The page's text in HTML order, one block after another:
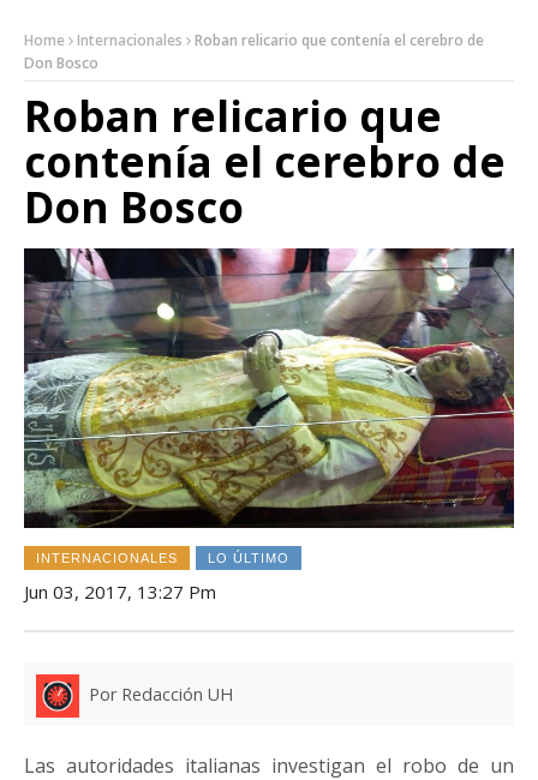
Home Internacionales
Roban relicario que contenía el cerebro de
Don Bosco
Roban relicario que
contenía el cerebro de
Don Bosco
INTERNACIONALES LO ÚLTIMO
Jun 03, 2017, 13:27 Pm
Por Redacción UH
Las autoridades italianas investigan el robo de un